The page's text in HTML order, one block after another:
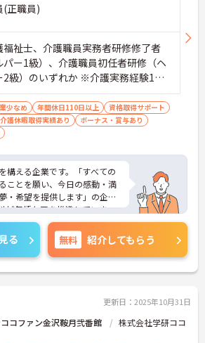
(正職員)
祉士、介護職員実務者研修修了者
パー1級）、介護職員初任者研修（ヘ
2級）のいずれか ※介護実務経験1年
少なめ 年間休日110日以上
資格取得サポート
護休暇取得実績あり
ボーナス・賞与あり
構える企業です。「すべての
ことを願い、今日の感動・満
・希望を提供します」の企業
域包括ケアを推進していま
面接対策ポイントなど、さら
ますのでお気軽にご相談くだ
る 無料 紹介してもらう
更新日：2025年10月31日
コファン金沢鞍月弐番館
株式会社学研ココ